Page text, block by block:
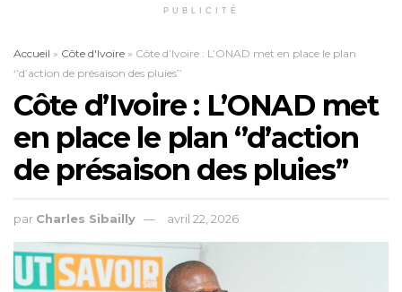
PUBLICITÉ
Accueil » Côte d'Ivoire » Côte d’Ivoire : L’ONAD met en place le plan
‘’d’action de présaison des pluies’’
Côte d’Ivoire : L’ONAD met
en place le plan ‘’d’action
de présaison des pluies’’
par Charles Sibailly avril 22, 2026